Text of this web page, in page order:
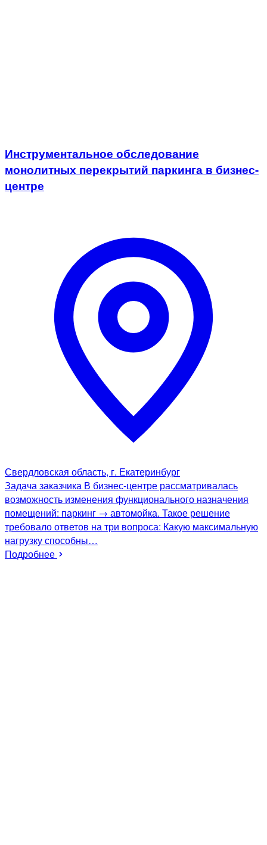
Инструментальное обследование
монолитных перекрытий паркинга в бизнес-
центре
Свердловская область, г. Екатеринбург
Задача заказчика В бизнес-центре рассматривалась
возможность изменения функционального назначения
помещений: паркинг → автомойка. Такое решение
требовало ответов на три вопроса: Какую максимальную
нагрузку способны…
Подробнее